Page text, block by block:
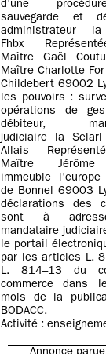
d’une
sauvegarde et
administrateur
Fhbx
Maître Gaël
Maître Charlotte
Childebert 69002
les pouvoirs :
opérations de
débiteur,
judiciaire la Selarl
Allais
Maître
immeuble
de Bonnel 69003
déclarations des
sont à
mandataire
le portail
par les articles L.
L. 814–13 du
commerce dans
mois de la
BODACC.
Activité :